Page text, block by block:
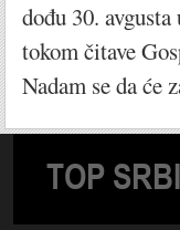
dođu 30.
tokom čitave
Nadam se da
TOP